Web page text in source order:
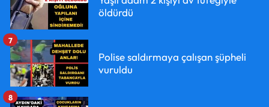
öldürdü
Polise saldırmaya çalışan şüpheli
vuruldu
7
8